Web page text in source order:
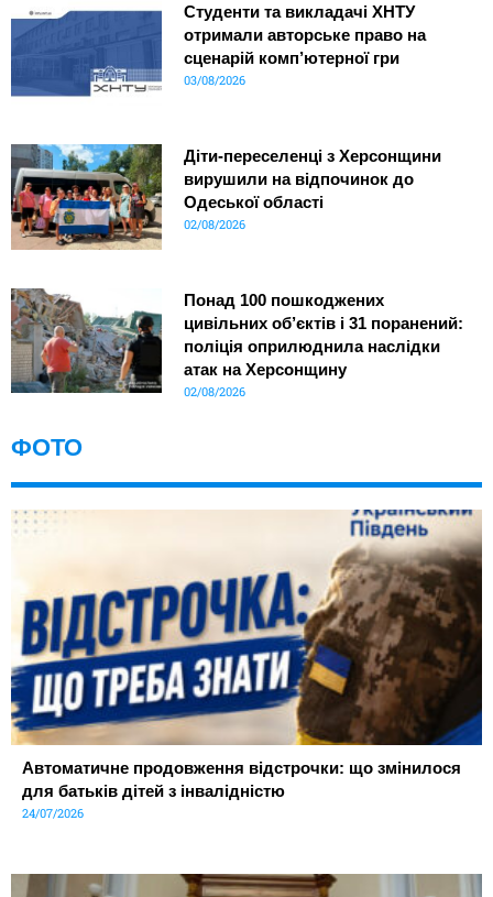
Студенти та викладачі ХНТУ
отримали авторське право на
сценарій комп’ютерної гри
03/08/2026
Діти-переселенці з Херсонщини
вирушили на відпочинок до
Одеської області
02/08/2026
Понад 100 пошкоджених
цивільних об’єктів і 31 поранений:
поліція оприлюднила наслідки
атак на Херсонщину
02/08/2026
ФОТО
Автоматичне продовження відстрочки: що змінилося
для батьків дітей з інвалідністю
24/07/2026